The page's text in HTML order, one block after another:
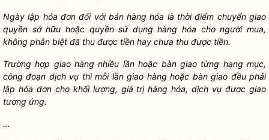
Ngày lập hóa đơnđối với bán hàng hóa là thời điểm chuyển giao
quyền sở hữu hoặc quyềnsử dụng hàng hóa cho người mua,
không phân biệt đã thu được tiền hay chưa thu được tiền.
Trường hợp giao hàng nhiều lần hoặc bàn giao từng hạng mục,
công đoạn dịch vụ thì mỗi lần giao hàng hoặc bàn giao đều phải
lập hóa đơn cho khối lượng, giá trị hàng hóa, dịch vụ được giao
tương ứng.
…